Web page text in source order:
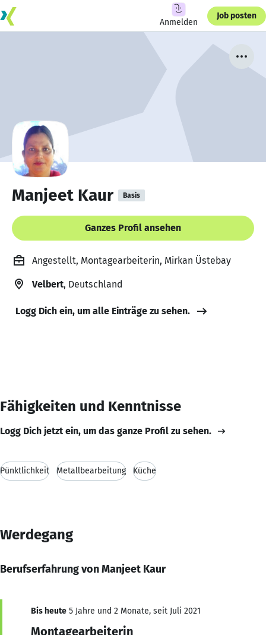
Anmelden
Job posten
Manjeet Kaur Basis
Ganzes Profil ansehen
Angestellt, Montagearbeiterin, Mirkan Üstebay
Velbert, Deutschland
Logg Dich ein, um alle Einträge zu sehen.
Fähigkeiten und Kenntnisse
Logg Dich jetzt ein, um das ganze Profil zu sehen.
Pünktlichkeit Metallbearbeitung Küche
Werdegang
Berufserfahrung von Manjeet Kaur
Bis heute 5 Jahre und 2 Monate, seit Juli 2021
Montagearbeiterin